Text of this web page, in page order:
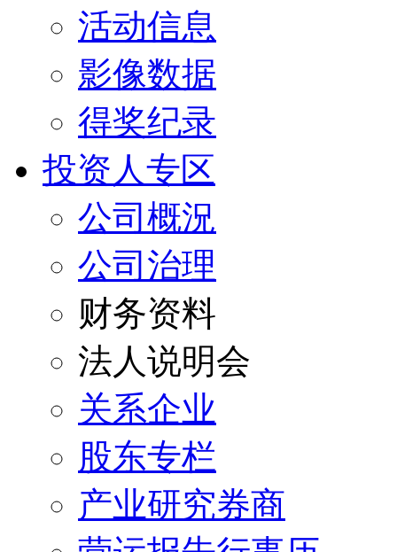
活动信息
影像数据
得奖纪录
投资人专区
公司概況
公司治理
财务资料
法人说明会
关系企业
股东专栏
产业研究券商